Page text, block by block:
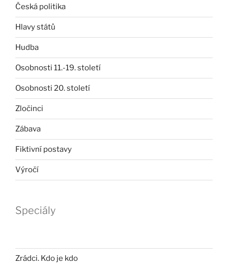
Česká politika
Hlavy států
Hudba
Osobnosti 11.-19. století
Osobnosti 20. století
Zločinci
Zábava
Fiktivní postavy
Výročí
Speciály
Zrádci. Kdo je kdo